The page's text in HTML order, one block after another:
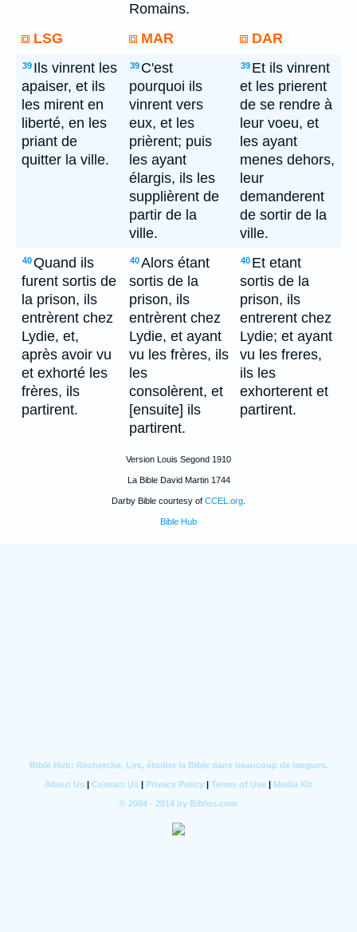
Romains.
LSG MAR DAR
39 Ils vinrent les
apaiser, et ils
les mirent en
liberté, en les
priant de
quitter la ville.
39 C'est
pourquoi ils
vinrent vers
eux, et les
prièrent; puis
les ayant
élargis, ils les
supplièrent de
partir de la
ville.
39 Et ils vinrent
et les prierent
de se rendre à
leur voeu, et
les ayant
menes dehors,
leur
demanderent
de sortir de la
ville.
40Quand ils
furent sortis de
la prison, ils
entrèrent chez
Lydie, et,
après avoir vu
et exhorté les
frères, ils
partirent.
40Alors étant
sortis de la
prison, ils
entrèrent chez
Lydie, et ayant
vu les frères, ils
les
consolèrent, et
[ensuite] ils
partirent.
40 Et etant
sortis de la
prison, ils
entrerent chez
Lydie; et ayant
vu les freres,
ils les
exhorterent et
partirent.
Version Louis Segond 1910
La Bible David Martin 1744
Darby Bible courtesy of CCEL.org
Bible Hub